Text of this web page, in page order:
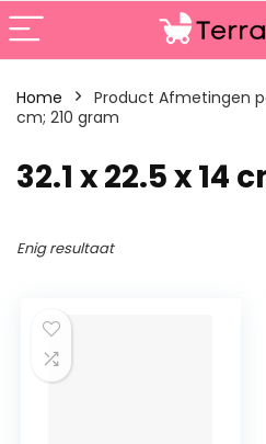
Home Product Afmetingen
cm; 210 gram
‎32.1 x 22.5 x 14
Enig resultaat